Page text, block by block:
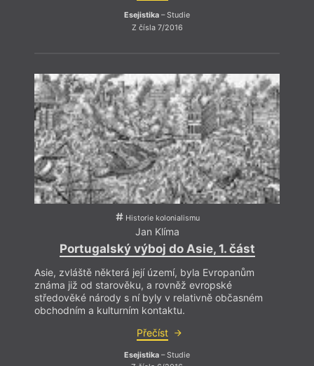
Esejistika – Studie
Z čísla 7/2016
Historie kolonialismu
Jan Klíma
Portugalský výboj do Asie, 1. část
Asie, zvláště některá její území, byla Evropanům
známa již od starověku, a rovněž evropské
středověké národy s ní byly v relativně občasném
obchodním a kulturním kontaktu.
Přečíst
Esejistika – Studie